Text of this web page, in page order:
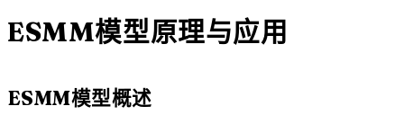
ESMM模型原理与应用
ESMM模型概述